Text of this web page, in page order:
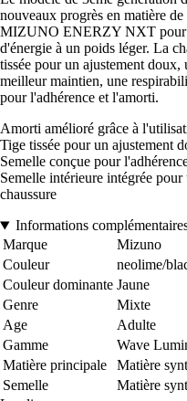
nouveaux progrès en matière
MIZUNO ENERZY NXT pour
d'énergie à un poids léger. La
tissée pour un ajustement
meilleur maintien, une
pour l'adhérence et l'amorti.
Amorti amélioré grâce à
Tige tissée pour un ajustement
Semelle conçue pour
Semelle intérieure intégrée
chaussure
Informations
Marque
Mizuno
Couleur
neolime/
Couleur dominante Jaune
Genre
Mixte
Age
Adulte
Gamme
Wave
Matière principale
Matière
Semelle
Matière